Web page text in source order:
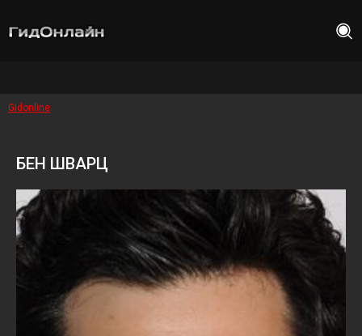
Gidonline
БЕН ШВАРЦ